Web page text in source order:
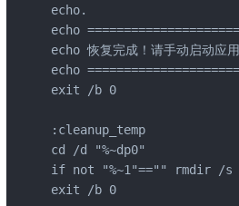
echo.
echo
echo 恢复完成！请手动启动应用
echo
exit /b 0
:cleanup_temp
cd /d "%~dp0"
if not "%~1"=="" rmdir /s
exit /b 0